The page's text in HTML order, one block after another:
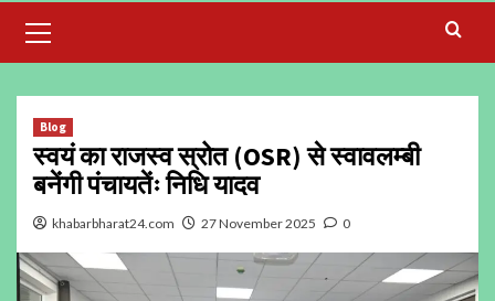
Menu
Blog
स्वयं का राजस्व स्रोत (OSR) से स्वावलम्बी
बनेंगी पंचायतेंः निधि यादव
khabarbharat24.com 27 November 2025 0